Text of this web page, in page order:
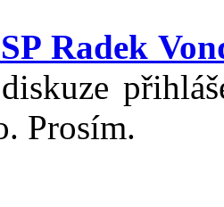
Radek
Prosím.